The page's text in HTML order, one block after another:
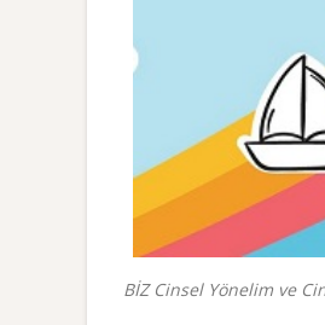
BİZ Cinsel Yönelim ve